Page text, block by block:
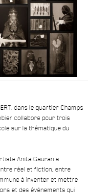
dans le quartier Champs
collabore pour trois
sur la thématique du
Anita Gauran a
réel et fiction, entre
à inventer et mettre
et des événements qui